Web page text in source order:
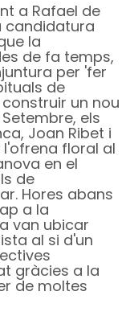
a Rafael de
candidatura
la
de fa temps,
per 'fer
de
un nou
els
Joan Ribet i
l'ofrena floral al
en el
de
Hores abans
a la
van ubicar
al si d'un
gràcies a la
de moltes